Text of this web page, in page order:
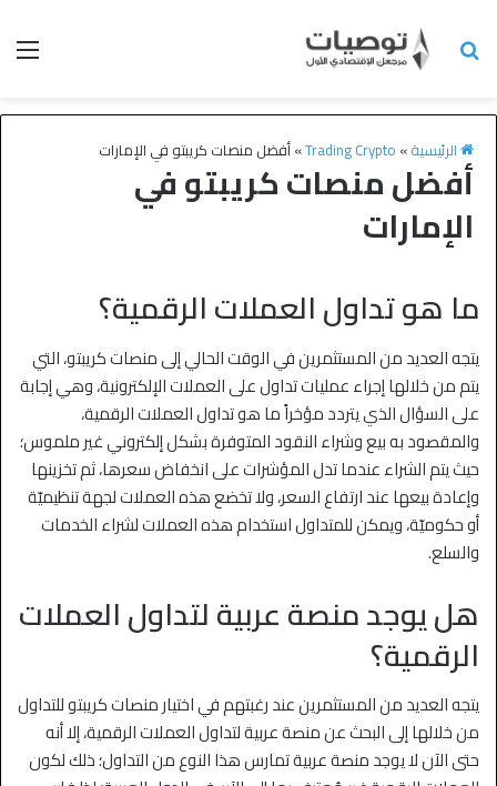
الرئيسية»
Trading Crypto
»أفضل منصات كريبتو في الإمارات
أفضل منصات كريبتو في
الإمارات
ما هو تداول العملات الرقمية؟
يتجه العديد من المستثمرين في الوقت الحالي إلى منصات كريبتو، التي
يتم من خلالها إجراء عمليات تداول على العملات الإلكترونية، وهي إجابة
على السؤال الذي يتردد مؤخراً ما هو تداول العملات الرقمية،
والمقصود به بيع وشراء النقود المتوفرة بشكل إلكتروني غير ملموس؛
حيث يتم الشراء عندما تدل المؤشرات على انخفاض سعرها، ثم تخزينها
وإعادة بيعها عند ارتفاع السعر، ولا تخضع هذه العملات لجهة تنظيميّة
أو حكوميّة، ويمكن للمتداول استخدام هذه العملات لشراء الخدمات
والسلع.
هل يوجد منصة عربية لتداول العملات
الرقمية؟
يتجه العديد من المستثمرين عند رغبتهم في اختيار منصات كريبتو للتداول
من خلالها إلى البحث عن منصة عربية لتداول العملات الرقمية، إلا أنه
حتى الآن لا يوجد منصة عربية تمارس هذا النوع من التداول؛ ذلك لكون